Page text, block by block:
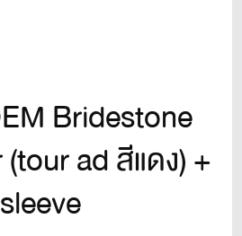
Bridestone
ad สีแดง) +
sleeve